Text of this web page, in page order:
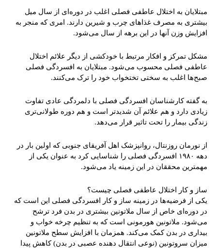
مبتلایان به اختلال عاطفی فصلی اغلب در دوره‌ای از سال میل
بیشتری به مصرف غذاهای چرب و شیرین دارند. امری که منجر به
افزایش وزن آنها در این برهه از سال می‌شود.
مشکل تمرکز و افکار مرتبط با خودکشی از دیگر علائم اختلال
عاطفی فصلی محسوب می‌شود. مبتلایان به افسردگی فصلی
صبح‌ها اغلب به سختی تختخواب خود را ترک می‌کنند.
به گفته کارشناسان افسردگی فصلی با دلمردگی عادی تفاوت
زیادی دارد و هم علائم آن شدیدتر است و هم دوره طولانی‌تری
زندگی بیمار را تحت تاثیر قرار می‌دهد.
از نورمان روزنتال، روانپزشک اهل آفریقای جنوبی که اولین بار در
دهه ۱۹۸۰ افسردگی فصلی را شناسایی کرد به عنوان یکی از
مهمترین محققان در این زمینه یاد می‌شود.
ساز و کار اختلال عاطفی فصلی چیست؟
یکی از فرضیه‌ها در زمینه ساز و کار افسردگی فصلی این است که
در دوره‌ای خاص از سال ملاتونین بیشتری در بدن فرد ترشح
می‌شود. ملاتونین هورمونی است که به تنظیم چرخه خواب و
بیداری در بدن کمک می‌کند. همزمان با افزایش سطح ملاتونین
میزان سروتونین (نوعی انتقال دهنده عصبی در بدن) کاهش پیدا